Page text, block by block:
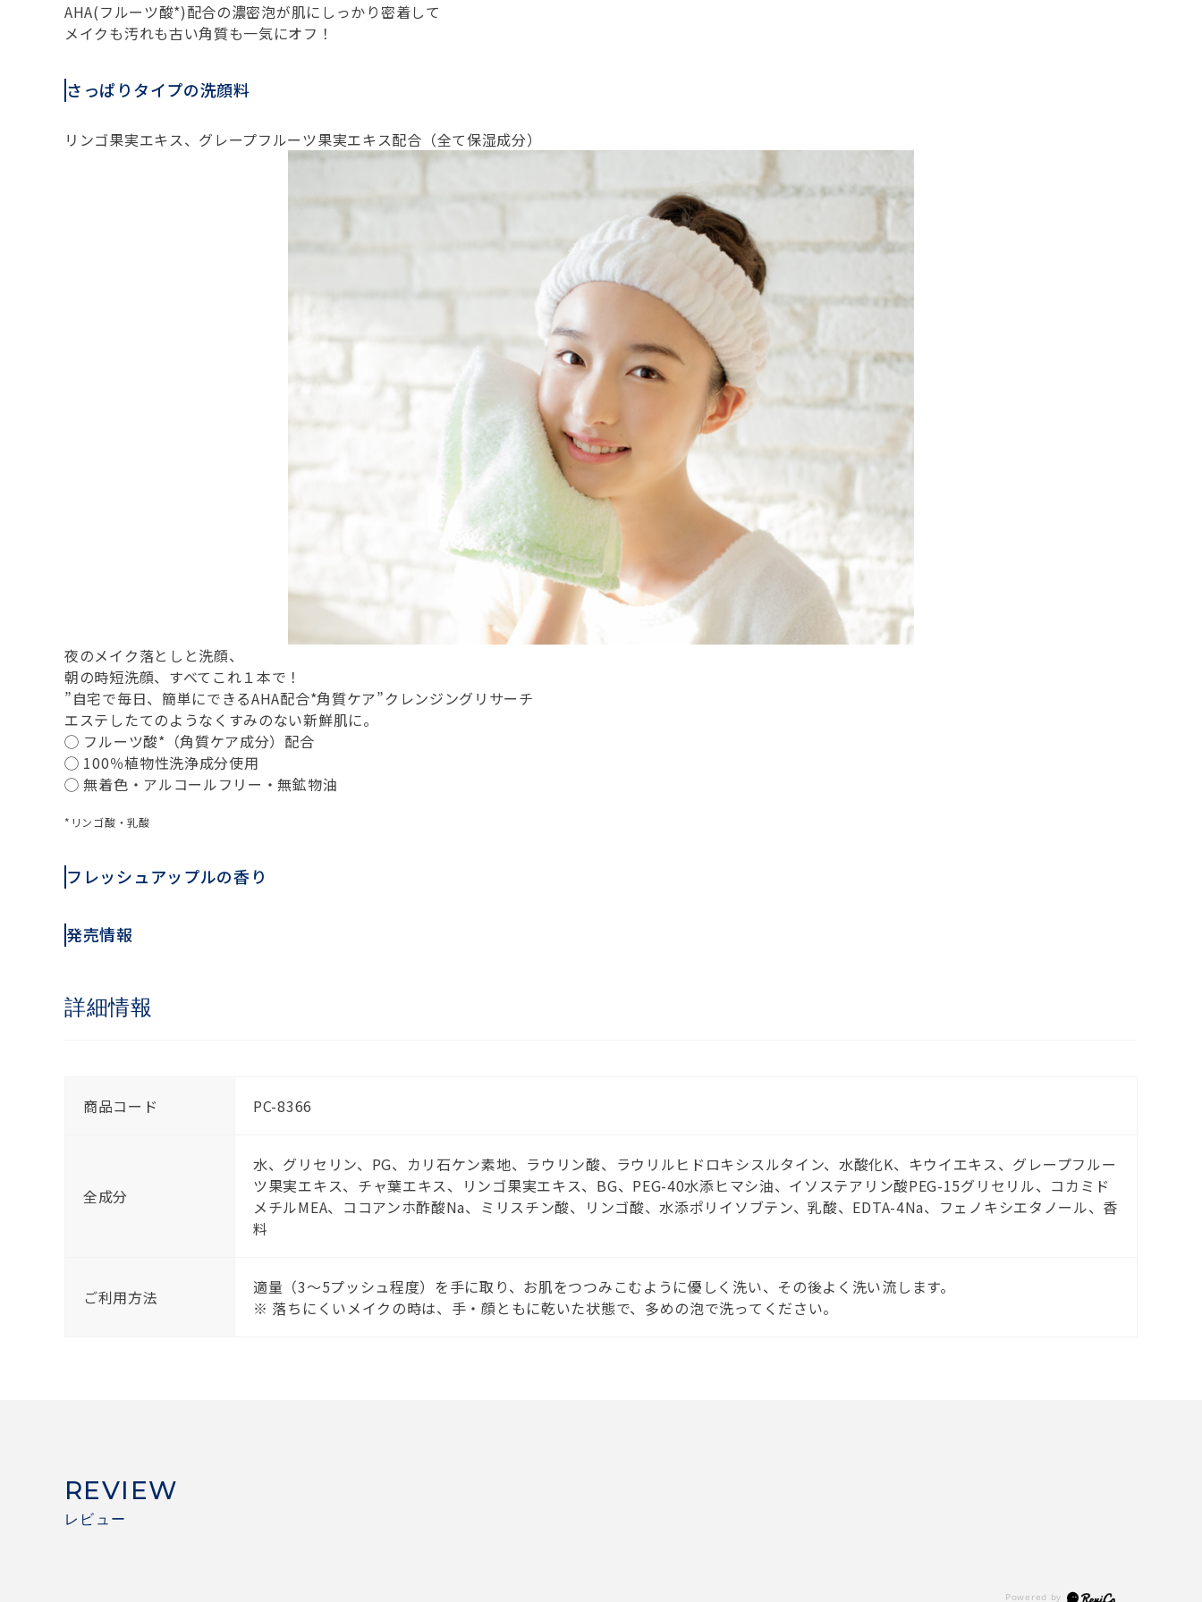
AHA(フルーツ酸*)配合の濃密泡が肌にしっかり密着して
メイクも汚れも古い角質も一気にオフ！
さっぱりタイプの洗顔料
リンゴ果実エキス、グレープフルーツ果実エキス配合（全て保湿成分）
夜のメイク落としと洗顔、
朝の時短洗顔、すべてこれ１本で！
”自宅で毎日、簡単にできるAHA配合*角質ケア”クレンジングリサーチ
エステしたてのようなくすみのない新鮮肌に。
◯ フルーツ酸*（角質ケア成分）配合
◯ 100％植物性洗浄成分使用
◯ 無着色・アルコールフリー・無鉱物油
*リンゴ酸・乳酸
フレッシュアップルの香り
発売情報
詳細情報
商品コード PC-8366
全成分
水、グリセリン、PG、カリ石ケン素地、ラウリン酸、ラウリルヒドロキシスルタイン、水酸化K、キウイエキス、グレープフルー
ツ果実エキス、チャ葉エキス、リンゴ果実エキス、BG、PEG-40水添ヒマシ油、イソステアリン酸PEG-15グリセリル、コカミド
メチルMEA、ココアンホ酢酸Na、ミリスチン酸、リンゴ酸、水添ポリイソブテン、乳酸、EDTA-4Na、フェノキシエタノール、香
料
ご利用方法
適量（3～5プッシュ程度）を手に取り、お肌をつつみこむように優しく洗い、その後よく洗い流します。
※ 落ちにくいメイクの時は、手・顔ともに乾いた状態で、多めの泡で洗ってください。
REVIEW